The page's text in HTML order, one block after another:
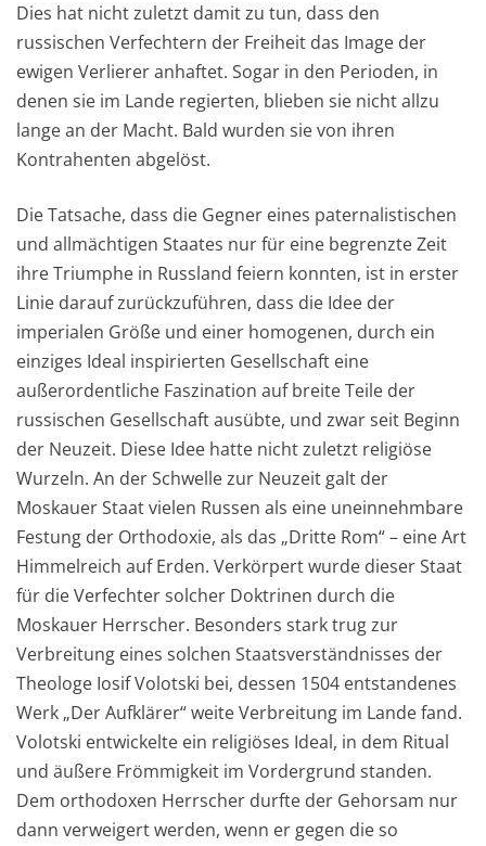
Dies hat nicht zuletzt damit zu tun, dass den
russischen Verfechtern der Freiheit das Image der
ewigen Verlierer anhaftet. Sogar in den Perioden, in
denen sie im Lande regierten, blieben sie nicht allzu
lange an der Macht. Bald wurden sie von ihren
Kontrahenten abgelöst.
Die Tatsache, dass die Gegner eines paternalistischen
und allmächtigen Staates nur für eine begrenzte Zeit
ihre Triumphe in Russland feiern konnten, ist in erster
Linie darauf zurückzuführen, dass die Idee der
imperialen Größe und einer homogenen, durch ein
einziges Ideal inspirierten Gesellschaft eine
außerordentliche Faszination auf breite Teile der
russischen Gesellschaft ausübte, und zwar seit Beginn
der Neuzeit. Diese Idee hatte nicht zuletzt religiöse
Wurzeln. An der Schwelle zur Neuzeit galt der
Moskauer Staatvielen Russen als eine uneinnehmbare
Festung der Orthodoxie, als das „Dritte Rom“– eine Art
Himmelreich auf Erden. Verkörpert wurde dieser Staat
für die Verfechter solcher Doktrinen durch die
Moskauer Herrscher. Besonders stark trug zur
Verbreitung eines solchen Staatsverständnisses der
Theologe Iosif Volotski bei, dessen 1504 entstandenes
Werk „Der Aufklärer“ weiteVerbreitung im Lande fand.
Volotski entwickelte ein religiöses Ideal, in dem Ritual
und äußere Frömmigkeit im Vordergrund standen.
Dem orthodoxen Herrscher durfte der Gehorsam nur
dann verweigert werden, wenn er gegen die so